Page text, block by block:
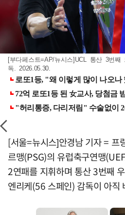
[부다페스트=AP/뉴시스]UCL 통산 3번
독. 2026.05.30.
[서울=뉴시스]안경남 기자 = 프
르맹(PSG)의 유럽축구연맹
2연패를 지휘하며 통산 3번째
엔리케(56 스페인) 감독이 아직